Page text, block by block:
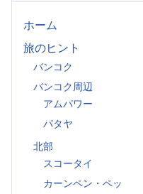
ホーム
旅のヒント
バンコク
バンコク周辺
アムパワー
パタヤ
北部
スコータイ
カーンペン・ペッ